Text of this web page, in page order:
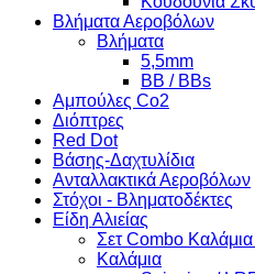
Βλήματα Αεροβόλων
Βλήματα
5,5mm
BB / BBs
Αμπούλες Co2
Διόπτρες
Red Dot
Βάσης-Δαχτυλίδια
Ανταλλακτικά Αεροβόλων
Στόχοι - Βληματοδέκτες
Είδη Αλιείας
Σετ Combo
Καλάμια